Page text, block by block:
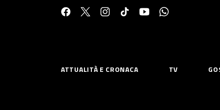
ATTUALITÀ E CRONACA TV